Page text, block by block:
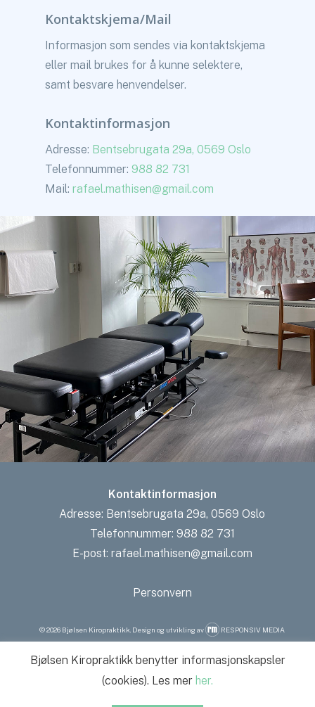
Kontaktskjema/Mail
Informasjon som sendes via kontaktskjema
eller mail brukes for å kunne selektere,
samt besvare henvendelser.
Kontaktinformasjon
Adresse: Bentsebrugata 29a, 0569 Oslo
Telefonnummer: 988 82 731
Mail:rafael.mathisen@gmail.com
Kontaktinformasjon
Adresse: Bentsebrugata 29a, 0569 Oslo
Telefonnummer: 988 82 731
E-post: rafael.mathisen@gmail.com
Personvern
©2026 Bjølsen Kiropraktikk. Design og utvikling av RESPONSIV MEDIA
Bjølsen Kiropraktikk benytter informasjonskapsler
(cookies). Les mer her.